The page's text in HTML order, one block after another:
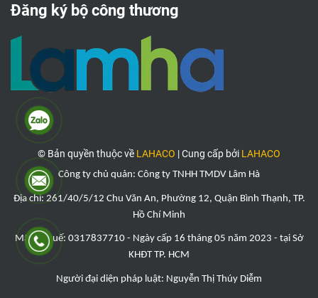
Đăng ký bộ công thương
© Bản quyền thuộc về LAHACO |Cung cấp bởi LAHACO
Công ty chủ quản: Công ty TNHH TMDV Lâm Hà
Địa chỉ: 261/40/5/12 Chu Văn An, Phường 12, Quận Bình Thạnh, TP.
Hồ Chí Minh
Mã số thuế: 0317837710 - Ngày cấp 16 tháng 05 năm 2023 - tại Sở
KHĐT TP. HCM
Người đại diện pháp luật: Nguyễn Thị Thúy Diễm